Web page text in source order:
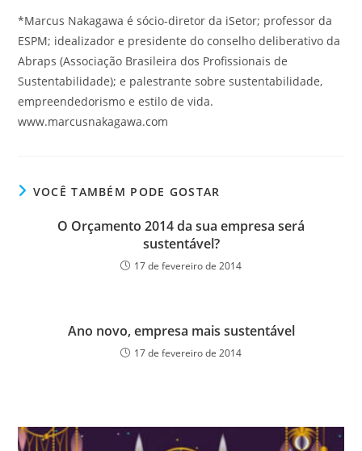
*Marcus Nakagawa é sócio-diretor da iSetor; professor da
ESPM; idealizador e presidente do conselho deliberativo da
Abraps (Associação Brasileira dos Profissionais de
Sustentabilidade); e palestrante sobre sustentabilidade,
empreendedorismo e estilo de vida.
www.marcusnakagawa.com
VOCÊ TAMBÉM PODE GOSTAR
O Orçamento 2014 da sua empresa será
sustentável?
17 de fevereiro de 2014
Ano novo, empresa mais sustentável
17 de fevereiro de 2014